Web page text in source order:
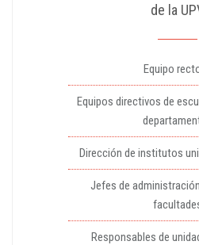
de la
Equipo
Equipos directivos de
Dirección de institutos
Jefes de
Responsables de